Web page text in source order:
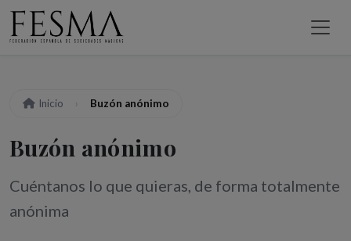
Inicio Buzón anónimo
Buzón anónimo
Cuéntanos lo que quieras, de forma totalmente
anónima